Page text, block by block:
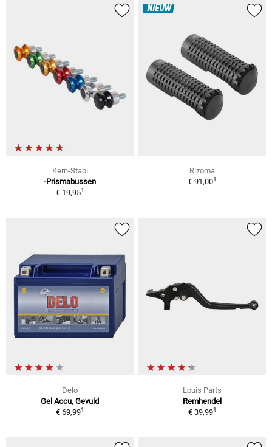
Kern-Stabi
-Prismabussen
€ 19,951
NIEUW
Rizoma
€ 91,001
Delo
Gel Accu, Gevuld
€ 69,991
Louis Parts
Remhendel
€ 39,991